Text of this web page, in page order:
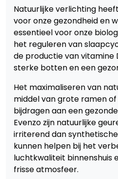
Natuurlijke verlichting
voor onze gezondheid en
essentieel voor onze
het reguleren van
de productie van vitamine
sterke botten en een
Het maximaliseren van
middel van grote ramen
bijdragen aan een
Evenzo zijn natuurlijke
irriterend dan
kunnen helpen bij het
luchtkwaliteit binnenshuis
frisse atmosfeer.